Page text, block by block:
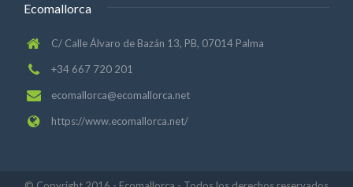
Ecomallorca
C/ Calle Álvaro de Bazán 13, PB, 07014 Palma
+34 667 720 201
ecomallorca@ecomallorca.net
https://www.ecomallorca.net/